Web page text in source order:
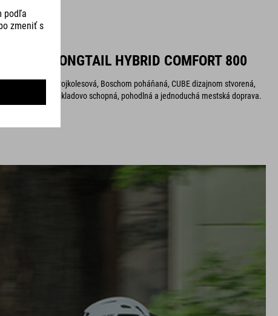
LONGTAIL HYBRID COMFORT 800
Dvojkolesová, Boschom poháňaná, CUBE dizajnom stvorená,
nákladovo schopná, pohodlná a jednoduchá mestská doprava.